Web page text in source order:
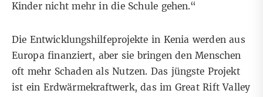
Kinder nicht mehr in die Schule gehen.“
Die Entwicklungshilfeprojekte in Kenia werden aus
Europa finanziert, aber sie bringen den Menschen
oft mehr Schaden als Nutzen. Das jüngste Projekt
ist ein Erdwärmekraftwerk, das im Great Rift Valley